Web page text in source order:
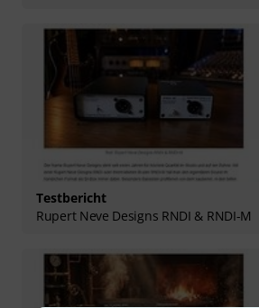
Testbericht
Rupert Neve Designs RNDI & RNDI-M